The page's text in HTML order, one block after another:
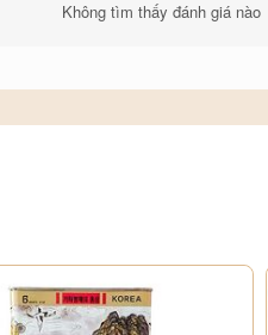
Không tìm thấy đánh giá nào